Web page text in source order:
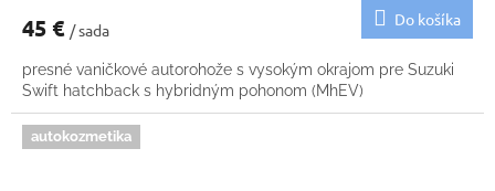
45 € / sada
Do košíka
presné vaničkové autorohože s vysokým okrajom pre Suzuki
Swift hatchback s hybridným pohonom (MhEV)
autokozmetika